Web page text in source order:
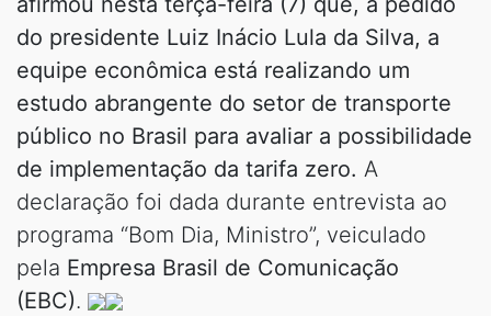
do presidente Luiz Inácio Lula da Silva, a
equipe econômica está realizando um
estudo abrangente do setor de transporte
público no Brasil para avaliar a possibilidade
de implementação da tarifa zero. A
declaração foi dada durante entrevista ao
programa “Bom Dia, Ministro”, veiculado
pela Empresa Brasil de Comunicação
(EBC).